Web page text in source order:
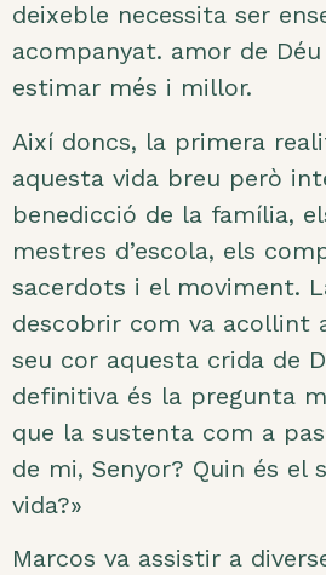
deixeble necessita ser
acompanyat. amor de
estimar més i millor.
Així doncs, la primera
aquesta vida breu però
benedicció de la família,
mestres d’escola, els
sacerdots i el moviment.
descobrir com va acollint
seu cor aquesta crida de
definitiva és la pregunta
que la sustenta com a
de mi, Senyor? Quin és el
vida?»
Marcos va assistir a